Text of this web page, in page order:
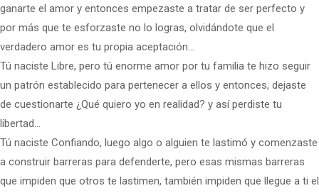
ganarte el amor y entonces empezaste a tratar de ser perfecto y
por más que te esforzaste no lo logras, olvidándote que el
verdadero amor es tu propia aceptación…
Tú naciste Libre, pero tú enorme amor por tu familia te hizo seguir
un patrón establecido para pertenecer a ellos y entonces, dejaste
de cuestionarte ¿Qué quiero yo en realidad? y así perdiste tu
libertad…
Tú naciste Confiando, luego algo o alguien te lastimó y comenzaste
a construir barreras para defenderte, pero esas mismas barreras
que impiden que otros te lastimen, también impiden que llegue a ti el